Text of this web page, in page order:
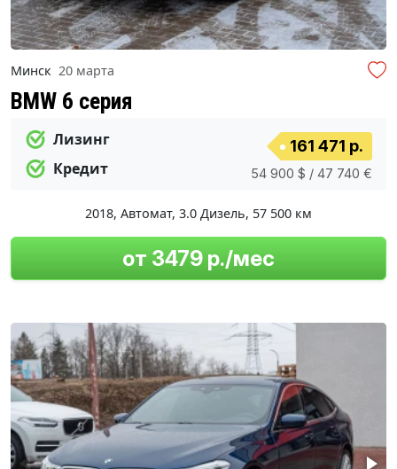
Минск 20 марта
BMW 6 серия
Лизинг
Кредит
161 471 р.
54 900 $ / 47 740 €
2018, Автомат, 3.0 Дизель, 57 500 км
от 3479 р./мес